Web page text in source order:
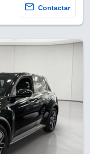
Contactar